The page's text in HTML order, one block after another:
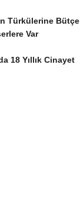
Türkülerine Bütçe
Var
18 Yıllık Cinayet